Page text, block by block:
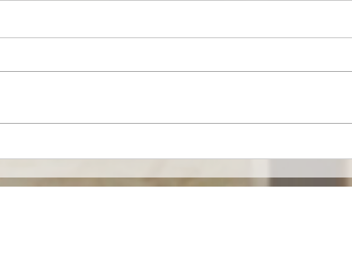
inyección de $46 Millones